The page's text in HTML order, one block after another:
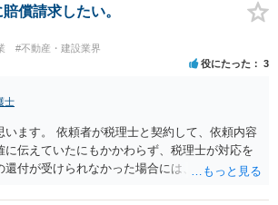
と思います。 Aの主張で重要になるのは、例え
「当初払う」と言っていた事実、経緯、内容 ・
対して紹介料支払いを求めた事実 、経緯、内
過去に紹介料を支払った事実 ・相手方建築業者
支払いを前提とする言動をしていたかどうか な
せん。）。 弁護士に相談のうえ、詳細な事実
を立て、相手方建築業者に対する請求を行なっ
ます。
償請求したい。
#不動産・建設業界
役にたった 3
士
います。 依頼者が税理士と契約して、依頼内容
に伝えていたにもかかわらず、税理士が対応を
還付が受けられなかった場合には、賠償請求で